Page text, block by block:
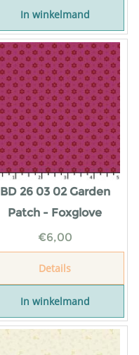
In winkelmand
BD 26 03 02 Garden
Patch - Foxglove
€6,00
Details
In winkelmand